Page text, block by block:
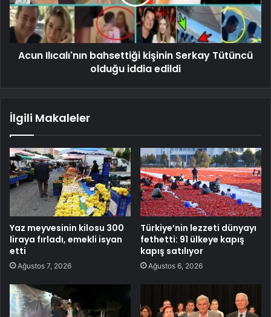
Acun Ilıcalı'nın bahsettiği kişinin Serkay Tütüncü
olduğu iddia edildi
İlgili Makaleler
Yaz meyvesinin kilosu 300
liraya fırladı, emekli isyan
etti
Ağustos 7, 2026
Türkiye’nin lezzeti dünyayı
fethetti: 91 ülkeye kapış
kapış satılıyor
Ağustos 6, 2026